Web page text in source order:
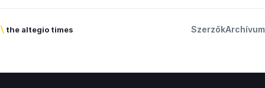
\ the altegio times SzerzőkArchívum